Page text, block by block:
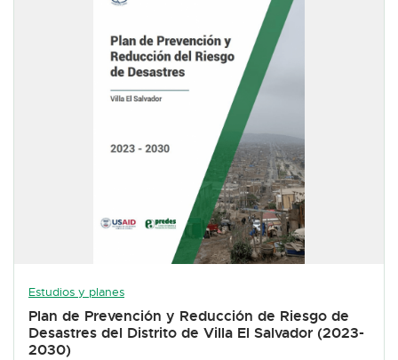
Estudios y planes
Plan de Prevención y Reducción de Riesgo de
Desastres del Distrito de Villa El Salvador (2023-
2030)